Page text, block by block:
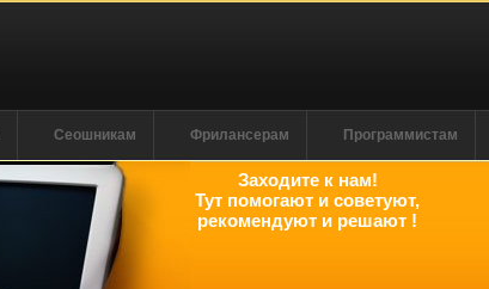
Сеошникам Фрилансерам Программистам
Заходите к нам!
Тут помогают и советуют,
рекомендуют и решают !